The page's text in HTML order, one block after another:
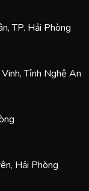
TP. Hải Phòng
Tỉnh Nghệ An
Hải Phòng